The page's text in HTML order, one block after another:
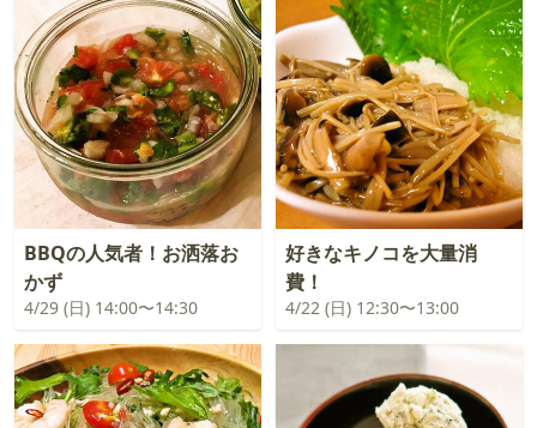
BBQの人気者！お洒落お
かず
4/29 (日) 14:00〜14:30
好きなキノコを大量消
費！
4/22 (日) 12:30〜13:00